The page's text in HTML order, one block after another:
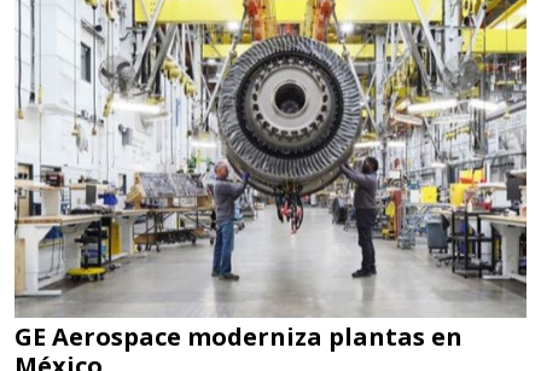
GE Aerospace moderniza plantas en